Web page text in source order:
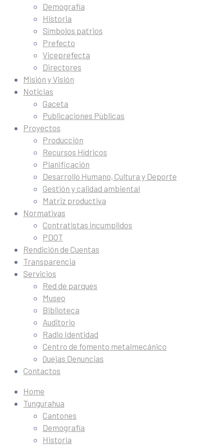
Demografía
Historia
Símbolos patrios
Prefecto
Viceprefecta
Directores
Misión y Visión
Noticias
Gaceta
Publicaciones Públicas
Proyectos
Producción
Recursos Hídricos
Planificación
Desarrollo Humano, Cultura y Deporte
Gestión y calidad ambiental
Matriz productiva
Normativas
Contratistas incumplidos
PDOT
Rendición de Cuentas
Transparencia
Servicios
Red de parques
Museo
Biblioteca
Auditorio
Radio Identidad
Centro de fomento metalmecánico
Quejas Denuncias
Contactos
Home
Tungurahua
Cantones
Demografía
Historia